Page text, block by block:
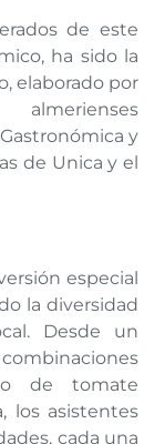
de este
ha sido la
elaborado por
y
de Unica y el
especial
la diversidad
Desde un
de tomate
los asistentes
cada una